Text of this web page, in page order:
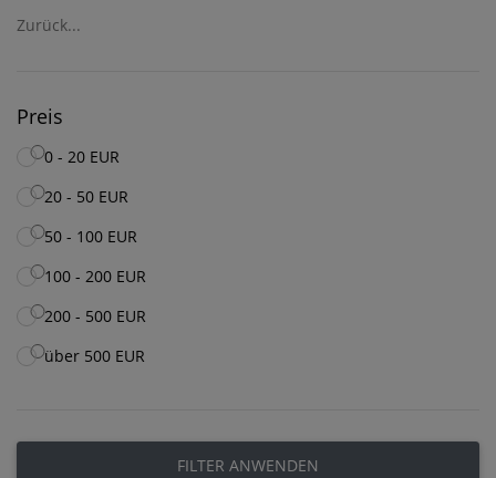
Zurück...
Preis
0 - 20 EUR
20 - 50 EUR
50 - 100 EUR
100 - 200 EUR
200 - 500 EUR
über 500 EUR
FILTER ANWENDEN